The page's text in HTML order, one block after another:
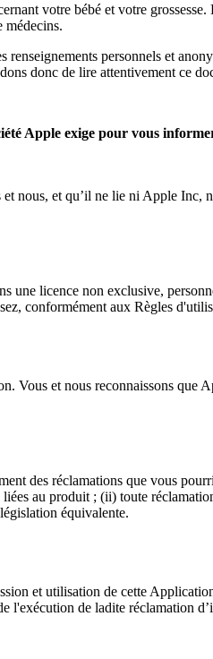
votre bébé et votre
médecins.
personnels et
donc de lire attentivement ce
Apple exige pour vous
nous, et qu’il ne lie ni Apple
une licence non exclusive,
conformément aux Règles
Vous et nous reconnaissons
des réclamations que vous
au produit ; (ii) toute
équivalente.
et utilisation de cette
l'exécution de ladite réclamation